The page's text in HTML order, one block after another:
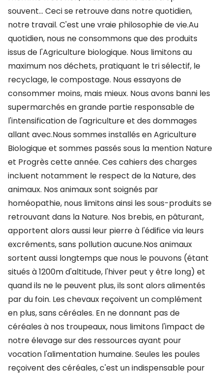
souvent... Ceci se retrouve dans notre quotidien,
notre travail. C'est une vraie philosophie de vie.Au
quotidien, nous ne consommons que des produits
issus de l'Agriculture biologique. Nous limitons au
maximum nos déchets, pratiquant le tri sélectif, le
recyclage, le compostage. Nous essayons de
consommer moins, mais mieux. Nous avons banni les
supermarchés en grande partie responsable de
l'intensification de l'agriculture et des dommages
allant avec.Nous sommes installés en Agriculture
Biologique et sommes passés sous la mention Nature
et Progrès cette année. Ces cahiers des charges
incluent notamment le respect de la Nature, des
animaux. Nos animaux sont soignés par
homéopathie, nous limitons ainsi les sous-produits se
retrouvant dans la Nature. Nos brebis, en pâturant,
apportent alors aussi leur pierre à l'édifice via leurs
excréments, sans pollution aucune.Nos animaux
sortent aussi longtemps que nous le pouvons (étant
situés à 1200m d'altitude, l'hiver peut y être long) et
quand ils ne le peuvent plus, ils sont alors alimentés
par du foin. Les chevaux reçoivent un complément
en plus, sans céréales. En ne donnant pas de
céréales à nos troupeaux, nous limitons l'impact de
notre élevage sur des ressources ayant pour
vocation l'alimentation humaine. Seules les poules
reçoivent des céréales, c'est un indispensable pour